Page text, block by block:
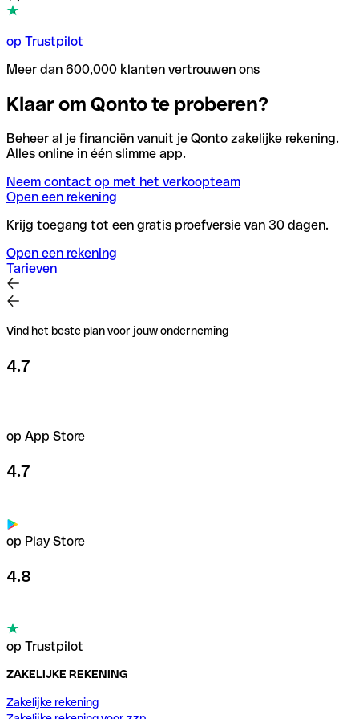
op Trustpilot
Meer dan 600,000 klanten vertrouwen ons
Klaar om Qonto te proberen?
Beheer al je financiën vanuit je Qonto zakelijke rekening.
Alles online in één slimme app.
Neem contact op met het verkoopteam
Open een rekening
Krijg toegang tot een gratis proefversie van 30 dagen.
Open een rekening
Tarieven
Vind het beste plan voor jouw onderneming
4.7
op App Store
4.7
op Play Store
4.8
op Trustpilot
ZAKELIJKE REKENING
Zakelijke rekening